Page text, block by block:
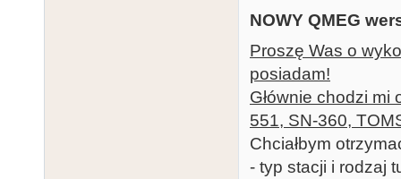
NOWY QMEG
Proszę Was o
posiadam!
Głównie chodzi
551, SN-360,
Chciałbym
- typ stacji i rodzaj